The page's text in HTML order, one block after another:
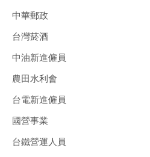
中華郵政
台灣菸酒
中油新進僱員
農田水利會
台電新進僱員
國營事業
台鐵營運人員